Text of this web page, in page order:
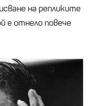
на репликите
е отнело повече